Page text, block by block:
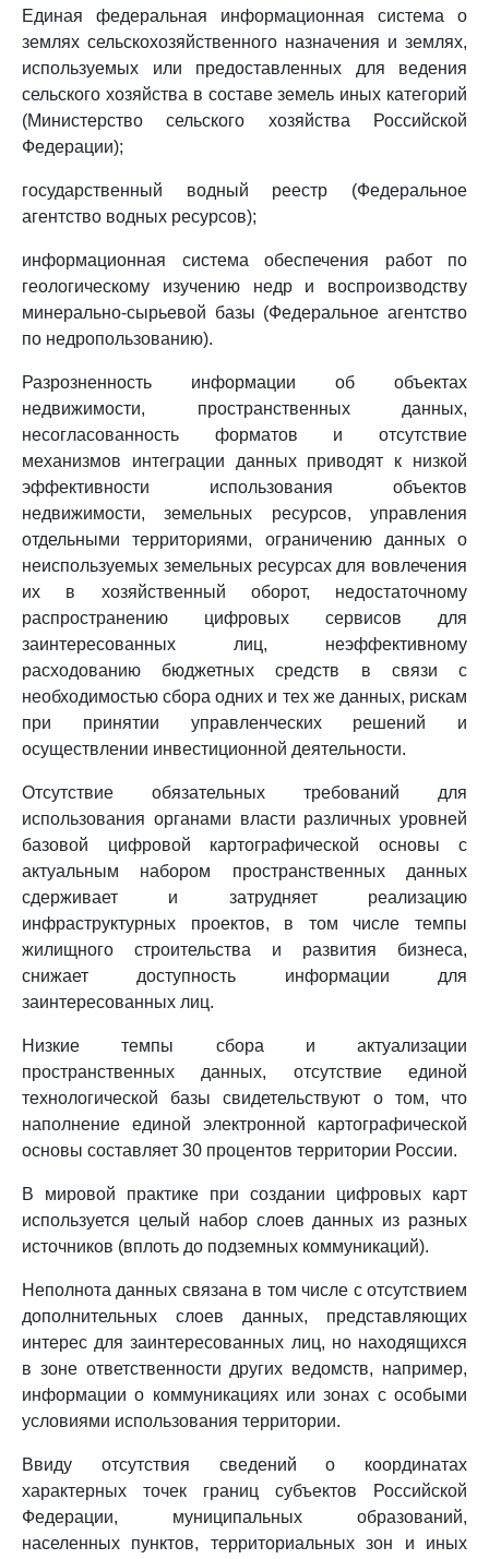
Единая федеральная информационная система о
землях сельскохозяйственного назначения и землях,
используемых или предоставленных для ведения
сельского хозяйства в составе земель иных категорий
(Министерство сельского хозяйства Российской
Федерации);
государственный водный реестр (Федеральное
агентство водных ресурсов);
информационная система обеспечения работ по
геологическому изучению недр и воспроизводству
минерально-сырьевой базы (Федеральное агентство
по недропользованию).
Разрозненность информации об объектах
недвижимости, пространственных данных,
несогласованность форматов и отсутствие
механизмов интеграции данных приводят к низкой
эффективности использования объектов
недвижимости, земельных ресурсов, управления
отдельными территориями, ограничению данных о
неиспользуемых земельных ресурсах для вовлечения
их в хозяйственный оборот, недостаточному
распространению цифровых сервисов для
заинтересованных лиц, неэффективному
расходованию бюджетных средств в связи с
необходимостью сбора одних и тех же данных, рискам
при принятии управленческих решений и
осуществлении инвестиционной деятельности.
Отсутствие обязательных требований для
использования органами власти различных уровней
базовой цифровой картографической основы с
актуальным набором пространственных данных
сдерживает и затрудняет реализацию
инфраструктурных проектов, в том числе темпы
жилищного строительства и развития бизнеса,
снижает доступность информации для
заинтересованных лиц.
Низкие темпы сбора и актуализации
пространственных данных, отсутствие единой
технологической базы свидетельствуют о том, что
наполнение единой электронной картографической
основы составляет 30 процентов территории России.
В мировой практике при создании цифровых карт
используется целый набор слоев данных из разных
источников (вплоть до подземных коммуникаций).
Неполнота данных связана в том числе с отсутствием
дополнительных слоев данных, представляющих
интерес для заинтересованных лиц, но находящихся
в зоне ответственности других ведомств, например,
информации о коммуникациях или зонах с особыми
условиями использования территории.
Ввиду отсутствия сведений о координатах
характерных точек границ субъектов Российской
Федерации, муниципальных образований,
населенных пунктов, территориальных зон и иных